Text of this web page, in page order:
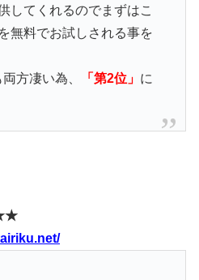
してくれるのでまずはこ
無料でお試しされる事を
方凄い為、
「第2位」 に